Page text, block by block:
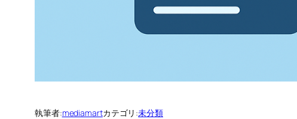
執筆者:mediamartカテゴリ:未分類